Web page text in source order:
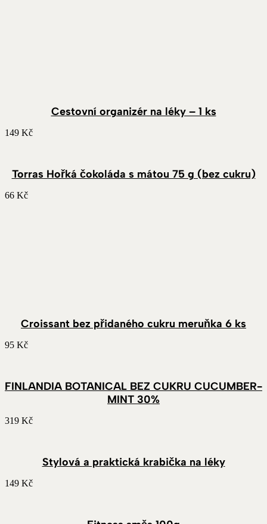
Cestovní organizér na léky – 1 ks
149 Kč
Torras Hořká čokoláda s mátou 75 g (bez cukru)
66 Kč
Croissant bez přidaného cukru meruňka 6 ks
95 Kč
FINLANDIA BOTANICAL BEZ CUKRU CUCUMBER-
MINT 30%
319 Kč
Stylová a praktická krabička na léky
149 Kč